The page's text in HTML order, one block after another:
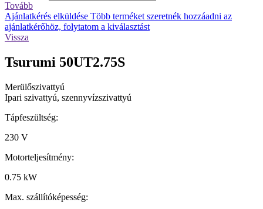
Tovább
Ajánlatkérés elküldése Több terméket szeretnék hozzáadni az
ajánlatkérőhöz, folytatom a kiválasztást
Vissza
Tsurumi 50UT2.75S
Merülőszivattyú
Ipari szivattyú, szennyvízszivattyú
Tápfeszültség:
230 V
Motorteljesítmény:
0.75 kW
Max. szállítóképesség: